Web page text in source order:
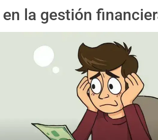
la gestión